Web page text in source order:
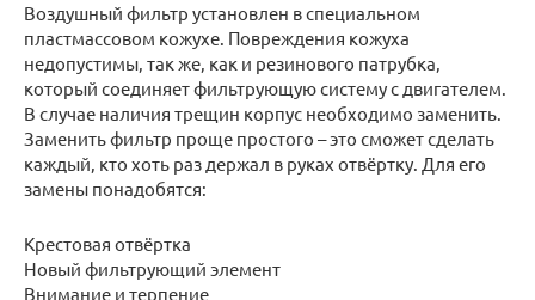
Воздушный фильтр установлен в специальном
пластмассовом кожухе. Повреждения кожуха
недопустимы, так же, как и резинового патрубка,
который соединяет фильтрующую систему с двигателем.
В случае наличия трещин корпус необходимо заменить.
Заменить фильтр проще простого – это сможет сделать
каждый, кто хоть раз держал в руках отвёртку. Для его
замены понадобятся:
Крестовая отвёртка
Новый фильтрующий элемент
Внимание и терпение